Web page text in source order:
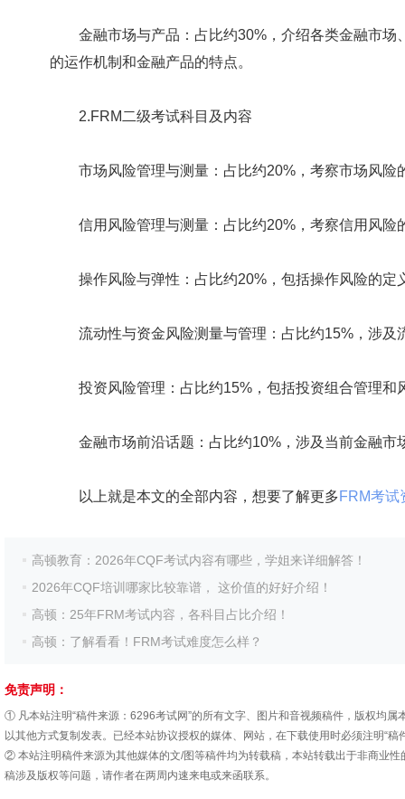
金融市场与产品‌：占比约30%，介绍各类金融市场
的运作机制和金融产品的特点‌。
2.FRM二级考试科目及内容
市场风险管理与测量‌：占比约20%，考察市场风险
信用风险管理与测量‌：占比约20%，考察信用风险
操作风险与弹性‌：占比约20%，包括操作风险的定
流动性与资金风险测量与管理‌：占比约15%，涉及
投资风险管理‌：占比约15%，包括投资组合管理和
金融市场前沿话题‌：占比约10%，涉及当前金融市
以上就是本文的全部内容，想要了解更多FRM考试
高顿教育：2026年CQF考试内容有哪些，学姐来详细解答！
2026年CQF培训哪家比较靠谱， 这价值的好好介绍！
高顿：25年FRM考试内容，各科目占比介绍！
高顿：了解看看！FRM考试难度怎么样？
免责声明：
① 凡本站注明“稿件来源：6296考试网”的所有文字、图片和音视频稿件，版权均
以其他方式复制发表。已经本站协议授权的媒体、网站，在下载使用时必须注明“
② 本站注明稿件来源为其他媒体的文/图等稿件均为转载稿，本站转载出于非商业
稿涉及版权等问题，请作者在两周内速来电或来函联系。